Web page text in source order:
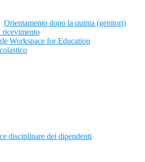
Orientamento dopo la quinta (genitori)
ricevimento
Workspace for Education
disciplinare dei dipendenti